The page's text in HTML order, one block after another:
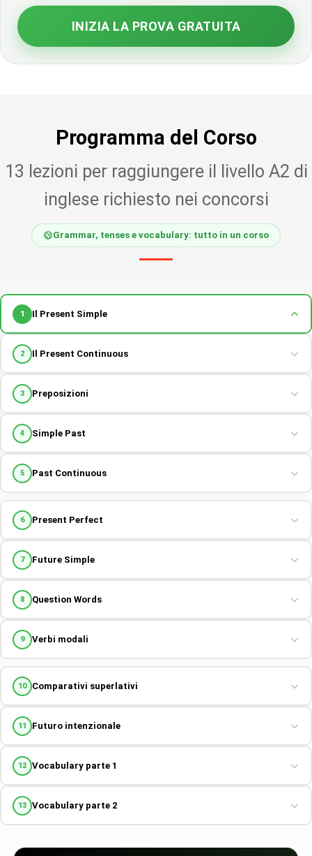
INIZIA LA PROVA GRATUITA
Programma del Corso
13 lezioni per raggiungere il livello A2 di
inglese richiesto nei concorsi
Grammar, tenses e vocabulary: tutto in un corso
1 Il Present Simple
2 Il Present Continuous
3 Preposizioni
4 Simple Past
5 Past Continuous
6 Present Perfect
7 Future Simple
8 Question Words
9 Verbi modali
10 Comparativi superlativi
11 Futuro intenzionale
12 Vocabulary parte 1
13 Vocabulary parte 2